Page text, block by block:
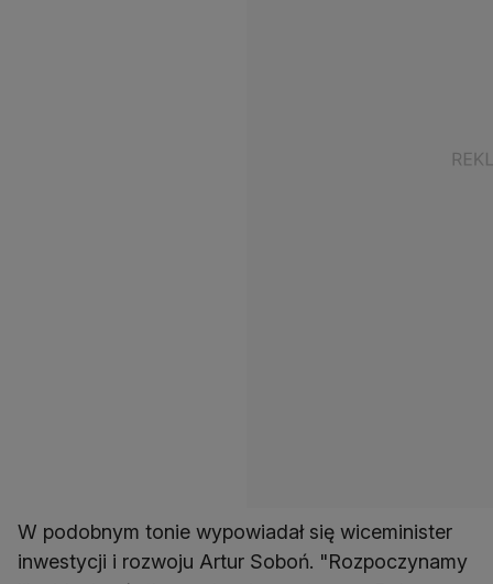
W podobnym tonie wypowiadał się wiceminister
inwestycji i rozwoju Artur Soboń. "Rozpoczynamy